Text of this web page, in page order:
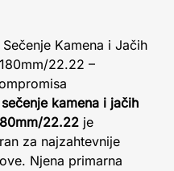
Kamena i Jačih
22.22 –
kamena i jačih
22.22 je
za najzahtevnije
Njena primarna